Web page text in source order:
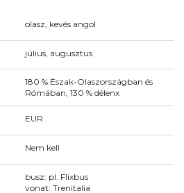
olasz, kevés angol
július, augusztus
180 % Észak-Olaszországban és
Rómában, 130 % délenx
EUR
Nem kell
busz: pl. Flixbus
vonat: Trenitalia